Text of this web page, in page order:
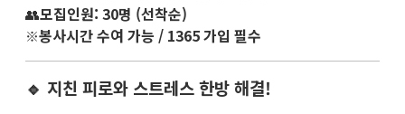
👥모집인원: 30명 (선착순)
※봉사시간 수여 가능 / 1365 가입 필수
🔹 지친 피로와 스트레스 한방 해결!